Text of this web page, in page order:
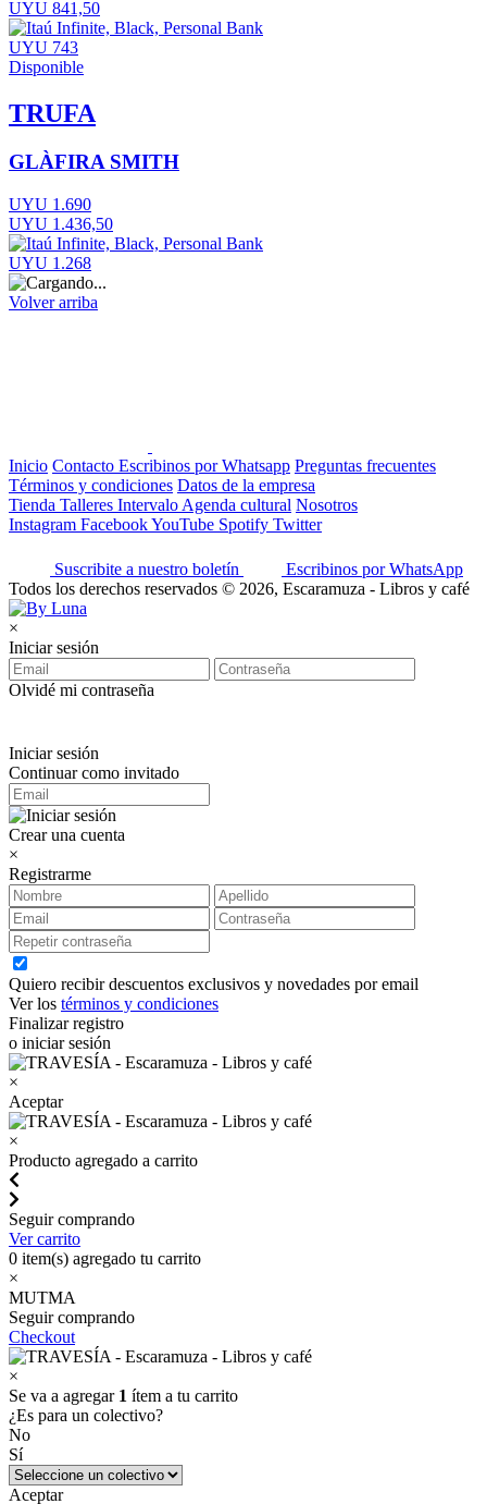
UYU 841,50
UYU 743
Disponible
TRUFA
GLÀFIRA SMITH
UYU 1.690
UYU 1.436,50
UYU 1.268
Volver arriba
Inicio Contacto Escribinos por Whatsapp Preguntas frecuentes
Términos y condiciones Datos de la empresa
Tienda Talleres Intervalo Agenda cultural Nosotros
Instagram FacebookYouTube Spotify Twitter
Suscribite a nuestro boletín
Escribinos por WhatsApp
Todos los derechos reservados © 2026, Escaramuza - Libros y café
×
Iniciar sesión
Olvidé mi contraseña
Iniciar sesión
Continuar como invitado
Crear una cuenta
×
Registrarme
Quiero recibir descuentos exclusivos y novedades por email
Ver los términos y condiciones
Finalizar registro
o iniciar sesión
×
Aceptar
×
Producto agregado a carrito
Seguir comprando
Ver carrito
0 item(s) agregado tu carrito
×
MUTMA
Seguir comprando
Checkout
×
Se va a agregar 1 ítem a tu carrito
¿Es para un colectivo?
No
Sí
Aceptar